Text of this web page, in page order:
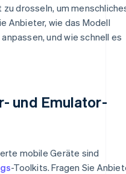
drosseln, um
Anbieter, wie das Modell
und wie schnell es
und Emulator-
mobile Geräte sind
-Toolkits. Fragen Sie